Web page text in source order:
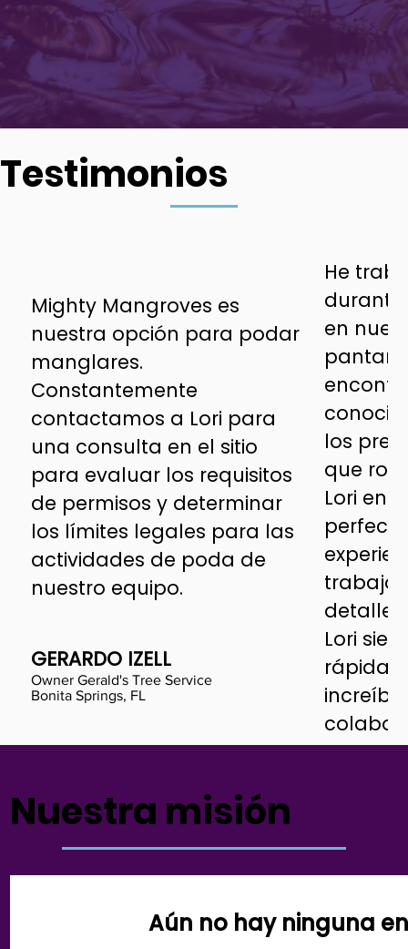
Testimonios
Mighty Mangroves es
nuestra opción para podar
manglares.
Constantemente
contactamos a Lori para
una consulta en el sitio
para evaluar los requisitos
de permisos y determinar
los límites legales para las
actividades de poda de
nuestro equipo.
GERARDO IZELL
Owner Gerald's Tree Service
Bonita Springs, FL
He
en
los
que
Lori
trabajo
detalle
Lori
Florida,
Nuestra misión
Aún no hay ninguna